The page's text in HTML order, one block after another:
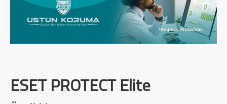
ESET PROTECT Elite